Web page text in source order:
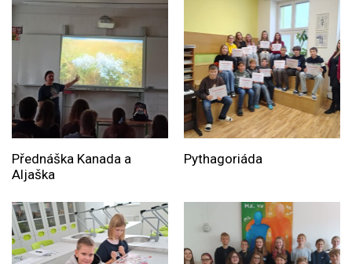
Přednáška Kanada a
Aljaška
Pythagoriáda